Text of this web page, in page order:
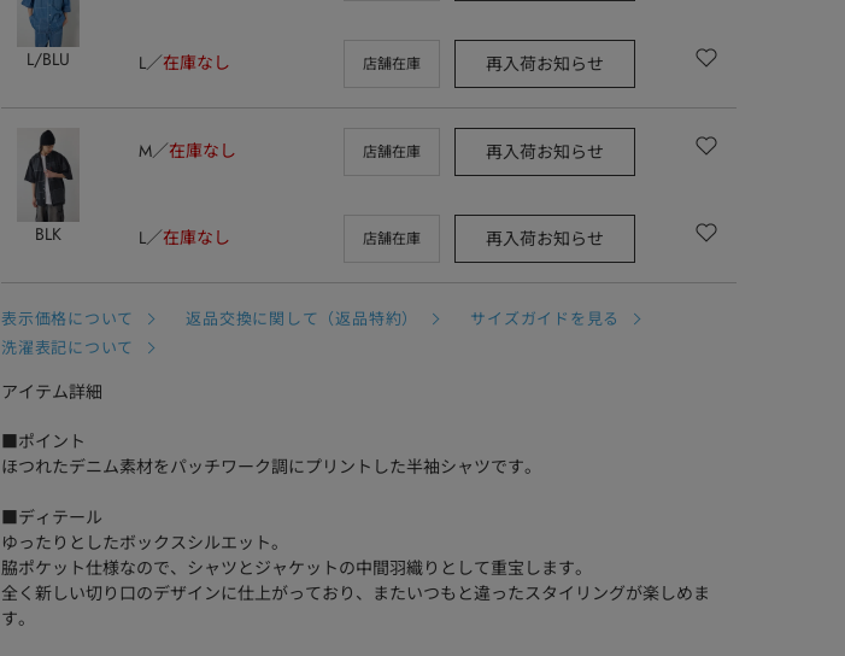
L/BLU L 在庫なし 店舗在庫 再入荷お知らせ
BLK
M 在庫なし 店舗在庫 再入荷お知らせ
L 在庫なし 店舗在庫 再入荷お知らせ
表示価格について 返品交換に関して（返品特約）
サイズガイドを見る
洗濯表記について
アイテム詳細
■ポイント
ほつれたデニム素材をパッチワーク調にプリントした半袖シャツです。
■ディテール
ゆったりとしたボックスシルエット。
脇ポケット仕様なので、シャツとジャケットの中間羽織りとして重宝します。
全く新しい切り口のデザインに仕上がっており、またいつもと違ったスタイリングが楽しめま
す。